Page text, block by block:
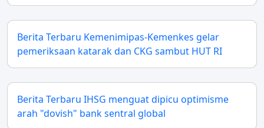
Berita Terbaru Kemenimipas-Kemenkes gelar
pemeriksaan katarak dan CKG sambut HUT RI
Berita Terbaru IHSG menguat dipicu optimisme
arah "dovish" bank sentral global